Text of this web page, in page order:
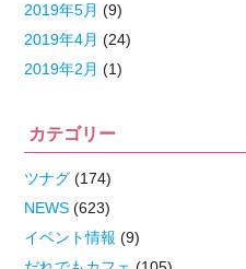
2019年5月 (9)
2019年4月 (24)
2019年2月 (1)
カテゴリー
ツナグ (174)
NEWS (623)
イベント情報 (9)